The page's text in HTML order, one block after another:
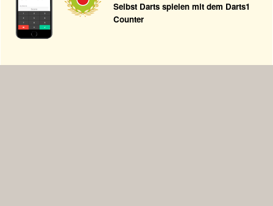
Selbst Darts spielen mit dem Darts1
Counter